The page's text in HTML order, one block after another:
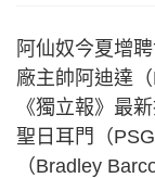
阿仙奴今夏增
廠主帥阿迪達
《獨立報》最
聖日耳門（
（Bradley